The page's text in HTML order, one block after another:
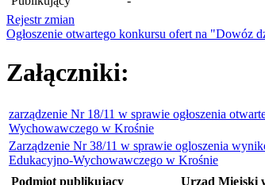
Rejestr zmian
Ogłoszenie otwartego konkursu ofert na "Dowóz
Załączniki:
zarządzenie Nr 18/11 w sprawie ogłoszenia
Wychowawczego w Krośnie
Zarządzenie Nr 38/11 w sprawie ogloszenia
Edukacyjno-Wychowawczego w Krośnie
Podmiot publikujący
Urząd Miejski